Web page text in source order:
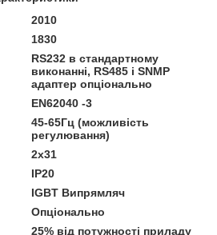
2010
1830
RS232 в стандартному
виконанні, RS485 і SNMP
адаптер опціонально
EN62040 -3
45-65Гц (можливість
регулювання)
2x31
IP20
IGBT Випрямляч
Опціонально
25% від потужності приладу